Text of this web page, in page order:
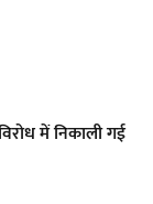
में निकाली गई